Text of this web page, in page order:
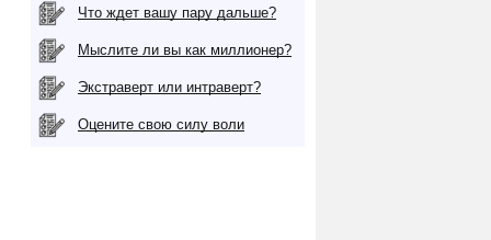
Что ждет вашу пару дальше?
Мыслите ли вы как миллионер?
Экстраверт или интраверт?
Оцените свою силу воли